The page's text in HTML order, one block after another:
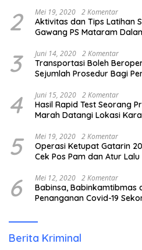
2 Mei 19, 2020 2 Komentar
Aktivitas dan Tips Latihan
Gawang PS Mataram
3 Juni 14, 2020 2 Komentar
Transportasi Boleh
Sejumlah Prosedur Bagi
4 Juni 15, 2020 2 Komentar
Hasil Rapid Test Seorang
Marah Datangi Lokasi
5 Mei 19, 2020 2 Komentar
Operasi Ketupat Gatarin
Cek Pos Pam dan Atur Lalu
6 Mei 12, 2020 2 Komentar
Babinsa, Babinkamtibmas
Penanganan Covid-19
Berita Kriminal